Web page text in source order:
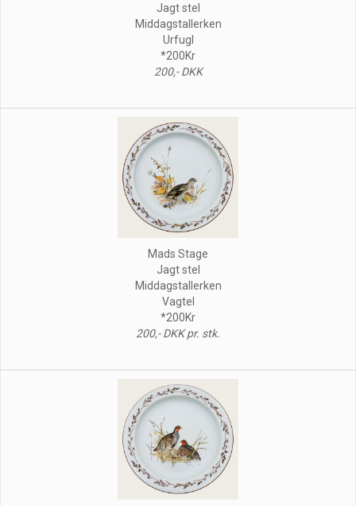
Jagt stel
Middagstallerken
Urfugl
*200Kr
200,- DKK
Mads Stage
Jagt stel
Middagstallerken
Vagtel
*200Kr
200,- DKK pr. stk.